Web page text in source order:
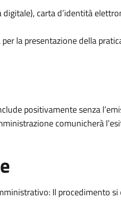
carta d’identità
la presentazione della
positivamente senza
comunicherà
Il procedimento